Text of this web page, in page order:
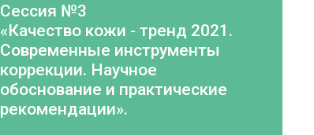
Сессия №3
«Качество кожи - тренд 2021.
Современные инструменты
коррекции. Научное
обоснование и практические
рекомендации».